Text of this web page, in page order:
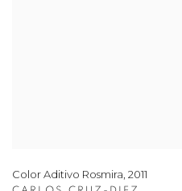
Color Aditivo Rosmira, 2011